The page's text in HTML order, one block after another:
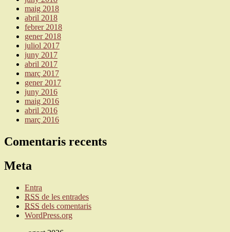
maig 2018
abril 2018
febrer 2018
gener 2018
juliol 2017
juny 2017
abril 2017
març 2017
gener 2017
juny 2016
maig 2016
abril 2016
març 2016
Comentaris recents
Meta
Entra
RSS de les entrades
RSS dels comentaris
WordPress.org